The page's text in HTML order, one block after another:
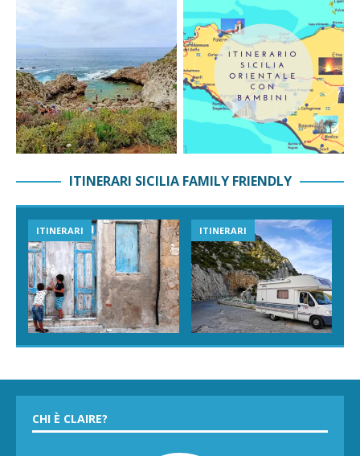
ITINERARI SICILIA FAMILY FRIENDLY
ITINERARI ITINERARI
CHI È CLAIRE?